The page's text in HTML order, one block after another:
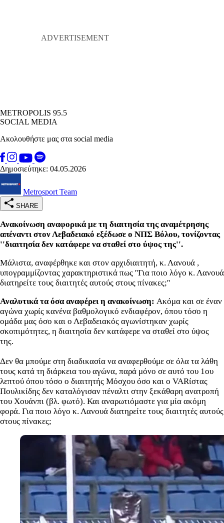
METROPOLIS 95.5
SOCIAL MEDIA
Ακολουθήστε μας στα social media
Δημοσιεύτηκε: 04.05.2026
Metrosport Team
SHARE
Ανακοίνωση αναφορικά με τη διαιτησία της αναμέτρησης
απέναντι στον Λεβαδειακό εξέδωσε ο ΝΠΣ Βόλου, τονίζοντας
''διαιτησία δεν κατάφερε να σταθεί στο ύψος της''.
Μάλιστα, αναφέρθηκε και στον αρχιδιαιτητή, κ. Λανουά ,
υπογραμμίζοντας χαρακτηριστικά πως ''Για ποιο λόγο κ. Λανουά
διατηρείτε τους διαιτητές αυτούς στους πίνακες;''
Αναλυτικά τα όσα αναφέρει η ανακοίνωση: Ακόμα και σε έναν
αγώνα χωρίς κανένα βαθμολογικό ενδιαφέρον, όπου τόσο η
ομάδα μας όσο και ο Λεβαδειακός αγωνίστηκαν χωρίς
σκοπιμότητες, η διαιτησία δεν κατάφερε να σταθεί στο ύψος
της.
Δεν θα μπούμε στη διαδικασία να αναφερθούμε σε όλα τα λάθη
τους κατά τη διάρκεια του αγώνα, παρά μόνο σε αυτό του 1ου
λεπτού όπου τόσο ο διαιτητής Μόσχου όσο και ο VARίστας
Πουλικίδης δεν καταλόγισαν πέναλτι στην ξεκάθαρη ανατροπή
του Χουάνπι (βλ. φωτό). Και αναρωτιόμαστε για μία ακόμη
φορά. Για ποιο λόγο κ. Λανουά διατηρείτε τους διαιτητές αυτούς
στους πίνακες;